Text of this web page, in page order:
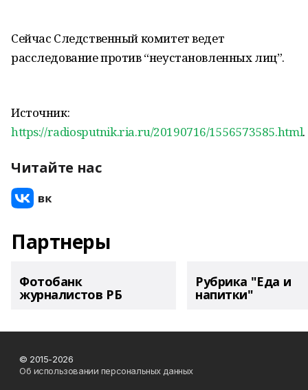
Сейчас Следственный комитет ведет
расследование против “неустановленных лиц”.
Источник:
https://radiosputnik.ria.ru/20190716/1556573585.html.
Читайте нас
Партнеры
Фотобанк
журналистов РБ
Рубрика "Еда и
напитки"
© 2015-2026
Об использовании персональных данных